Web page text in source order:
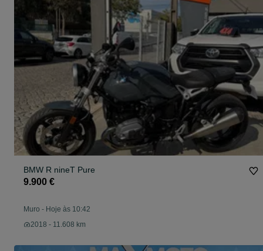
BMW R nineT Pure
9.900 €
Muro - Hoje às 10:42
2018 - 11.608 km